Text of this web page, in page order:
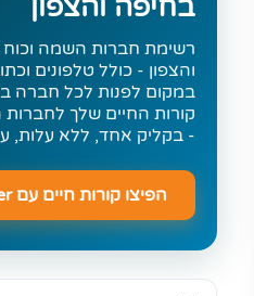
בחיפה והצפון
רשימת חברות השמה
והצפון - כולל טלפונים
במקום לפנות לכל חברה
קורות החיים שלך לחברות
- בקליק אחד, ללא עלות,
הפיצו קורות חיים עם Runner